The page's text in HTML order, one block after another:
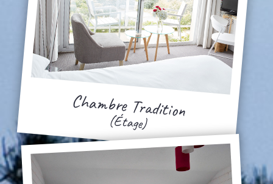
Chambre Tradition
(Étage)